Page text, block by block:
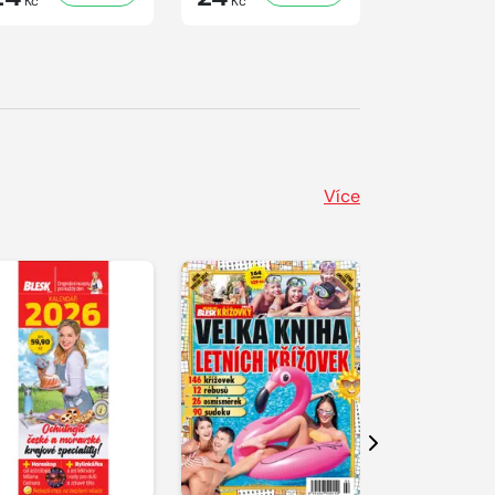
Více
Další